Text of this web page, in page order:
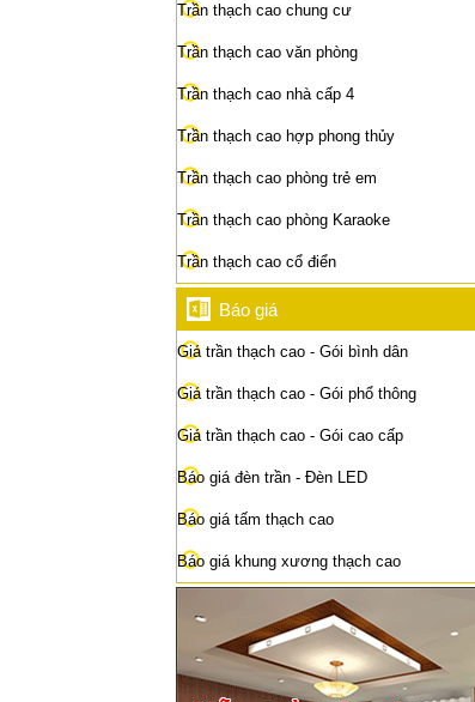
Trần thạch cao chung cư
Trần thạch cao văn phòng
Trần thạch cao nhà cấp 4
Trần thạch cao hợp phong thủy
Trần thạch cao phòng trẻ em
Trần thạch cao phòng Karaoke
Trần thạch cao cổ điển
Báo giá
Giá trần thạch cao - Gói bình dân
Giá trần thạch cao - Gói phổ thông
Giá trần thạch cao - Gói cao cấp
Báo giá đèn trần - Đèn LED
Báo giá tấm thạch cao
Báo giá khung xương thạch cao